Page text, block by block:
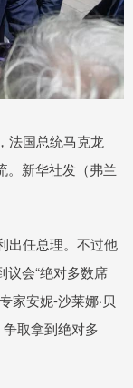
国总统马克龙
。新华社发（弗兰
任总理。不过他
议会“绝对多数席
家安妮-沙莱娜·贝
取拿到绝对多